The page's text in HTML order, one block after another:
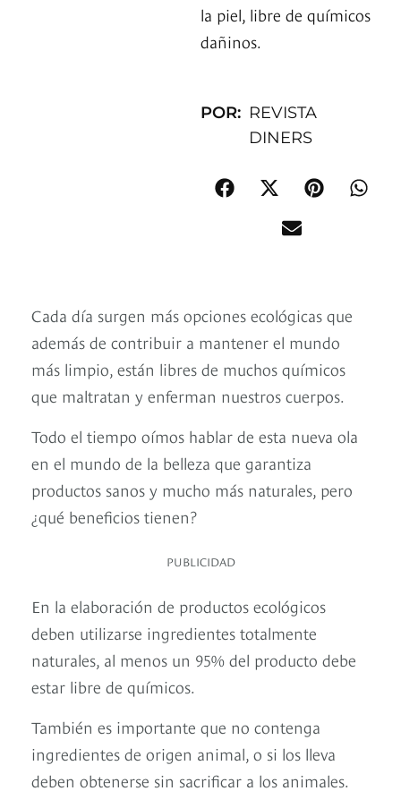
la piel, libre de químicos
dañinos.
POR: REVISTA
DINERS
Cada día surgen más opciones ecológicas que
además de contribuir a mantener el mundo
más limpio, están libres de muchos químicos
que maltratan y enferman nuestros cuerpos.
Todo el tiempo oímos hablar de esta nueva ola
en el mundo de la belleza que garantiza
productos sanos y mucho más naturales, pero
¿qué beneficios tienen?
PUBLICIDAD
En la elaboración de productos ecológicos
deben utilizarse ingredientes totalmente
naturales, al menos un 95% del producto debe
estar libre de químicos.
También es importante que no contenga
ingredientes de origen animal, o si los lleva
deben obtenerse sin sacrificar a los animales.